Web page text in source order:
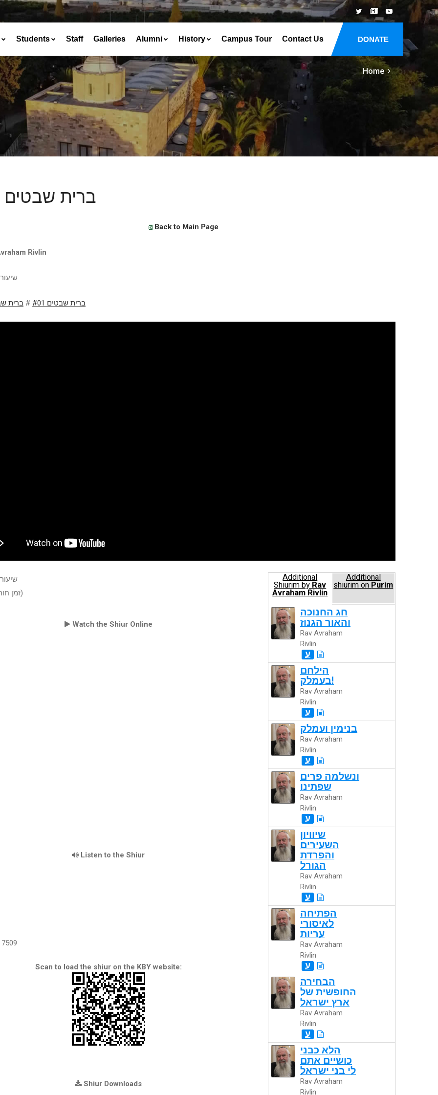
DONATE
Students Staff Galleries Alumni History Campus Tour Contact Us
Home
ברית שבטים #01
Back to Main Page
Rivlin
ברית שבטים #01 # ברית
(זמן חורף תשע"ז)
Watch the Shiur Online
Listen to the Shiur
7509
Scan to load the shiur on the KBY website:
Shiur Downloads
Additional
Shiurim by Rav
Avraham Rivlin
Additional
shiurim on Purim
חג החנוכה
והאור הגנוז
Rav Avraham
Rivlin
ע
הילחם
בעמלק!
Rav Avraham
Rivlin
ע
בנימין ועמלק
Rav Avraham
Rivlin
ע
ונשלמה פרים
שפתינו
Rav Avraham
Rivlin
ע
שיוויון
השעירים
והפרדת
הגורל
Rav Avraham
Rivlin
ע
הפתיחה
לאיסורי
עריות
Rav Avraham
Rivlin
ע
הבחירה
החופשית של
ארץ ישראל
Rav Avraham
Rivlin
ע
הלא כבני
כושיים אתם
לי בני ישראל
Rav Avraham
Rivlin